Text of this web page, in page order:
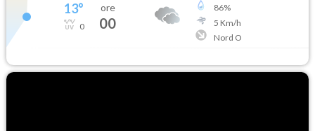
13°
0
ore
00
86%
5 Km/h
Nord O